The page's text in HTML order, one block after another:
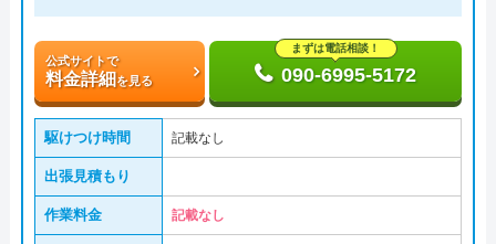
公式サイトで
料金詳細を見る
まずは電話相談！
090-6995-5172
駆けつけ時間 記載なし
出張見積もり
作業料金 記載なし